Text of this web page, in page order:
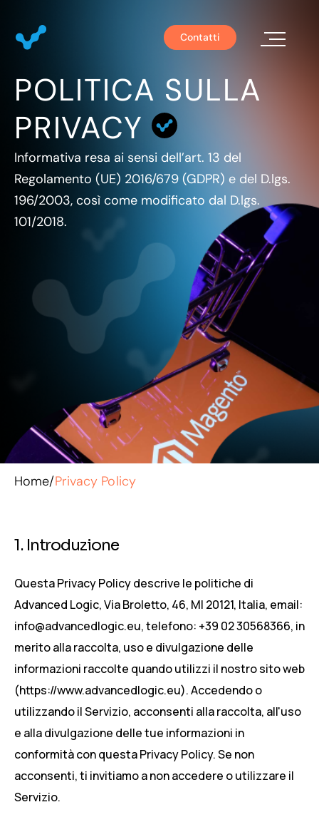
Contatti
POLITICA SULLA
PRIVACY
Informativa resa ai sensi dell’art. 13 del
Regolamento (UE) 2016/679 (GDPR) e del D.lgs.
196/2003, così come modificato dal D.lgs.
101/2018.
Home/Privacy Policy
1. Introduzione
Questa Privacy Policy descrive le politiche di
Advanced Logic, Via Broletto, 46, MI 20121, Italia, email:
info@advancedlogic.eu, telefono: +39 02 30568366, in
merito alla raccolta, uso e divulgazione delle
informazioni raccolte quando utilizzi il nostro sito web
(https://www.advancedlogic.eu). Accedendo o
utilizzando il Servizio, acconsenti alla raccolta, all'uso
e alla divulgazione delle tue informazioni in
conformità con questa Privacy Policy. Se non
acconsenti, ti invitiamo a non accedere o utilizzare il
Servizio.